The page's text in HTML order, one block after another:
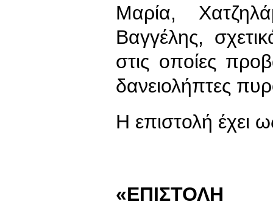
Μαρία,
Βαγγέλης,
στις οποίες
δανειολήπτες
Η επιστολή έχει
«ΕΠΙΣΤΟΛΗ